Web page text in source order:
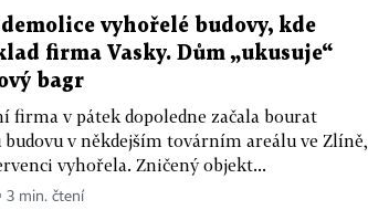
vyhořelé budovy, kde
firma Vasky. Dům „ukusuje“
bagr
firma v pátek dopoledne začala bourat
budovu v někdejším továrním areálu ve Zlíně,
vyhořela. Zničený objekt...
3 min. čtení